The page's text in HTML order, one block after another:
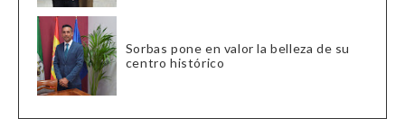
Sorbas pone en valor la belleza de su
centro histórico